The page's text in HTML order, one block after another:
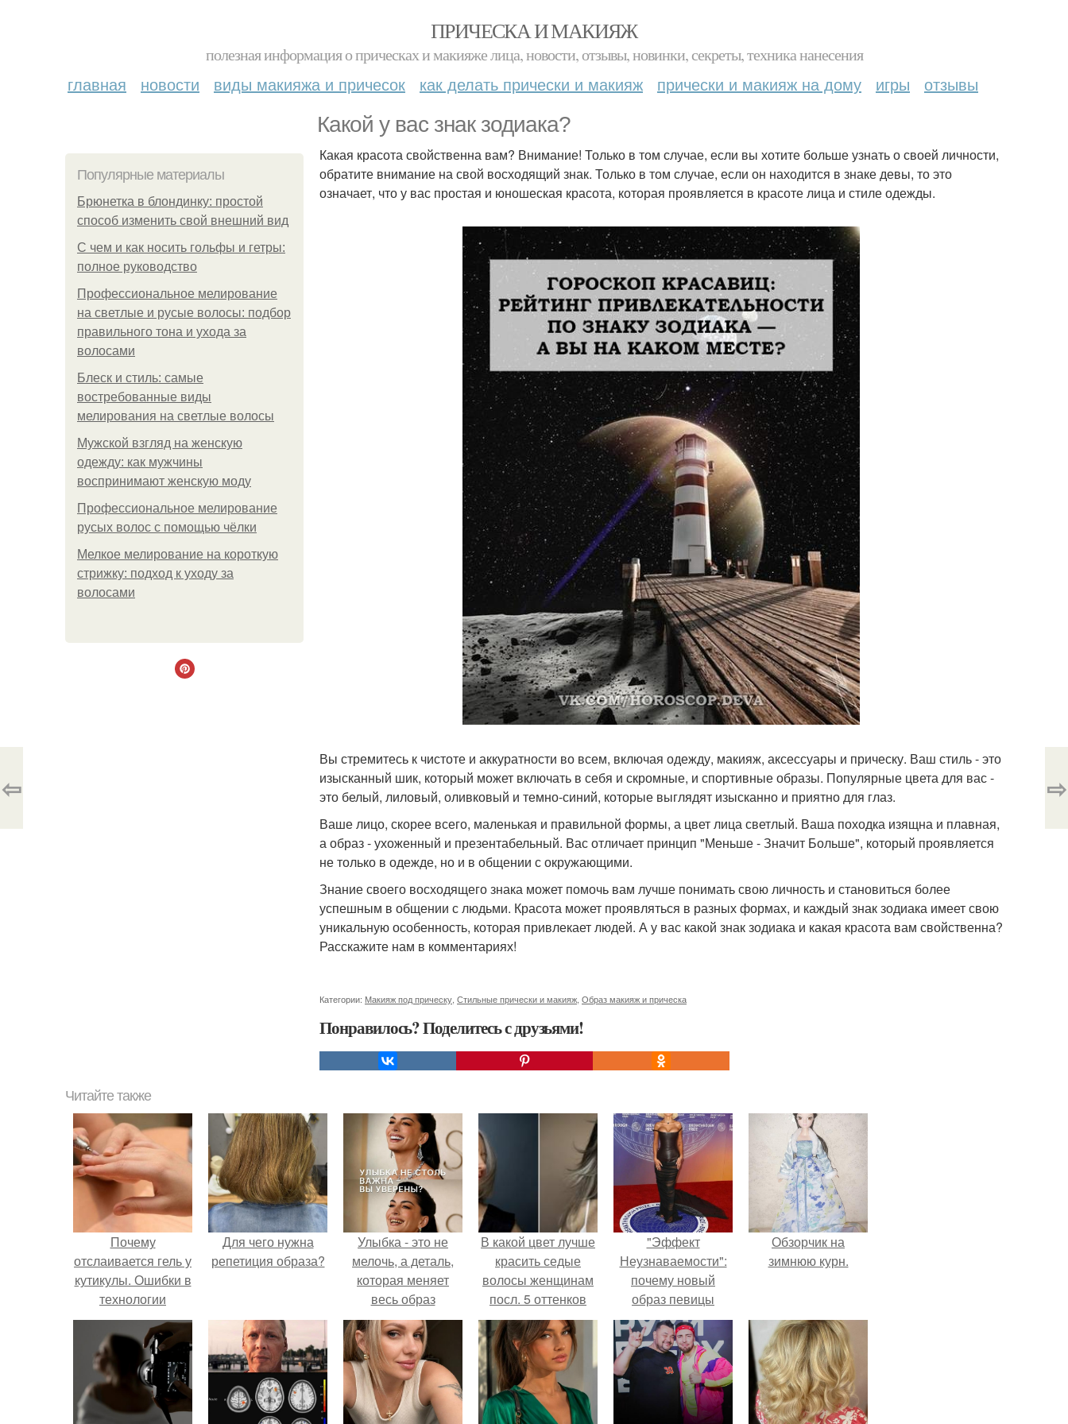
ПРИЧЕСКА И МАКИЯЖ
полезная информация о прическах и макияже лица, новости, отзывы, новинки, секреты, техника нанесения
главная новости виды макияжа и причесок как делать прически и макияж прически и макияж на дому игры отзывы
Какой у вас знак зодиака?
Популярные материалы
Брюнетка в блондинку: простой
способ изменить свой внешний вид
С чем и как носить гольфы и гетры:
полное руководство
Профессиональное мелирование
на светлые и русые волосы: подбор
правильного тона и ухода за
волосами
Блеск и стиль: самые
востребованные виды
мелирования на светлые волосы
Мужской взгляд на женскую
одежду: как мужчины
воспринимают женскую моду
Профессиональное мелирование
русых волос с помощью чёлки
Мелкое мелирование на короткую
стрижку: подход к уходу за
волосами
Какая красота свойственна вам? Внимание! Только в том случае, если вы хотите больше узнать о своей личности,
обратите внимание на свой восходящий знак. Только в том случае, если он находится в знаке девы, то это
означает, что у вас простая и юношеская красота, которая проявляется в красоте лица и стиле одежды.
Вы стремитесь к чистоте и аккуратности во всем, включая одежду, макияж, аксессуары и прическу. Ваш стиль - это
изысканный шик, который может включать в себя и скромные, и спортивные образы. Популярные цвета для вас -
это белый, лиловый, оливковый и темно-синий, которые выглядят изысканно и приятно для глаз.
Ваше лицо, скорее всего, маленькая и правильной формы, а цвет лица светлый. Ваша походка изящна и плавная,
а образ - ухоженный и презентабельный. Вас отличает принцип "Меньше - Значит Больше", который проявляется
не только в одежде, но и в общении с окружающими.
Знание своего восходящего знака может помочь вам лучше понимать свою личность и становиться более
успешным в общении с людьми. Красота может проявляться в разных формах, и каждый знак зодиака имеет свою
уникальную особенность, которая привлекает людей. А у вас какой знак зодиака и какая красота вам свойственна?
Расскажите нам в комментариях!
Категории: Макияж под прическу Стильные прически и макияж Образ макияж и прическа
Понравилось? Поделитесь с друзьями!
⇦ ⇨
Читайте также
Почему
отслаивается гель у
кутикулы. Ошибки в
технологии
маникюра
Для чего нужна
репетиция образа?
Улыбка - это не
мелочь, а деталь,
которая меняет
весь образ
человека.
В какой цвет лучше
красить седые
волосы женщинам
посл. 5 оттенков
волос для
закрашивания
седины, которые
молодят
"Эффект
Неузнаваемости":
почему новый
образ певицы
вызвал споры о
гранях
возможного?
Обзорчик на
зимнюю курн.